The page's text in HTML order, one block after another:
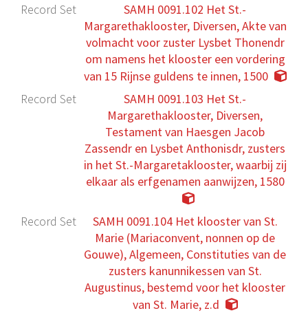
Record Set
SAMH 0091.102 Het St.-
Margarethaklooster, Diversen, Akte van
volmacht voor zuster Lysbet Thonendr
om namens het klooster een vordering
van 15 Rijnse guldens te innen, 1500
Record Set
SAMH 0091.103 Het St.-
Margarethaklooster, Diversen,
Testament van Haesgen Jacob
Zassendr en Lysbet Anthonisdr, zusters
in het St.-Margaretaklooster, waarbij zij
elkaar als erfgenamen aanwijzen, 1580
Record Set
SAMH 0091.104 Het klooster van St.
Marie (Mariaconvent, nonnen op de
Gouwe), Algemeen, Constituties van de
zusters kanunnikessen van St.
Augustinus, bestemd voor het klooster
van St. Marie, z.d